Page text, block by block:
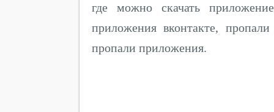
где можно скачать
приложения вконтакте,
пропали приложения.